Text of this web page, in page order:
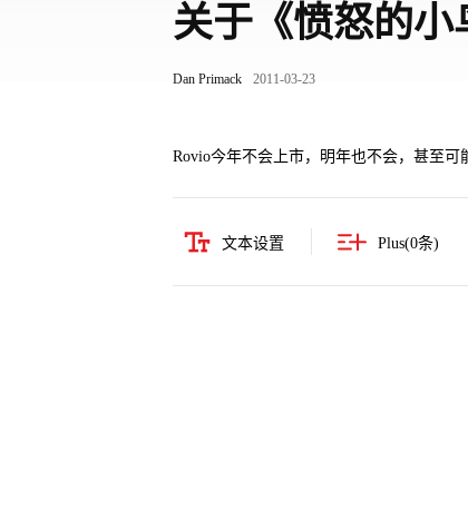
关于《愤怒的小
Dan Primack 2011-03-23
Rovio今年不会上市，明年也不会，甚至可
文本设置 Plus(0条)